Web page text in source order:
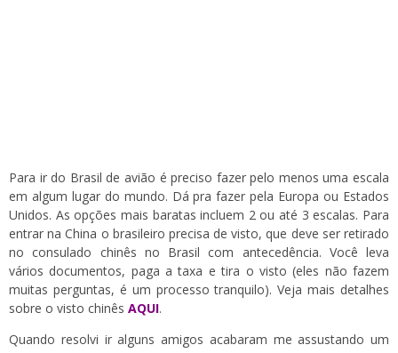
Para ir do Brasil de avião é preciso fazer pelo menos uma escala
em algum lugar do mundo. Dá pra fazer pela Europa ou Estados
Unidos. As opções mais baratas incluem 2 ou até 3 escalas. Para
entrar na China o brasileiro precisa de visto, que deve ser retirado
no consulado chinês no Brasil com antecedência. Você leva
vários documentos, paga a taxa e tira o visto (eles não fazem
muitas perguntas, é um processo tranquilo). Veja mais detalhes
sobre o visto chinês AQUI.
Quando resolvi ir alguns amigos acabaram me assustando um